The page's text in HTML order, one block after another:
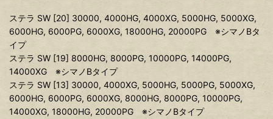
ステラ SW [20] 30000, 4000HG, 4000XG, 5000HG, 5000XG,
6000HG, 6000PG, 6000XG, 18000HG, 20000PG ※シマノBタ
イプ
ステラ SW [19] 8000HG, 8000PG, 10000PG, 14000PG,
14000XG ※シマノBタイプ
ステラ SW [13] 30000, 4000XG, 5000HG, 5000PG, 5000XG,
6000HG, 6000PG, 6000XG, 8000HG, 8000PG, 10000PG,
14000XG, 18000HG, 20000PG ※シマノBタイプ